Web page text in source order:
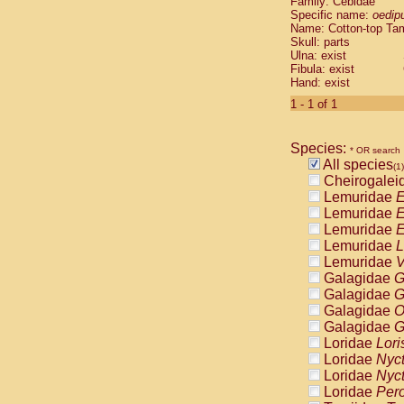
Cebidae
Cebidae
Cebidae
Cebidae
Cebidae
Cebidae
Cebidae
Cebidae
Cebidae
Cebidae
Cebidae
Cebidae
Atelidae
Atelidae
Atelidae
Atelidae
Atelidae
Atelidae
Atelidae
Atelidae
Atelidae
Atelidae
Pitheciidae
Specific name:
Name: Cotton-top
Skull: parts
Ulna: exist
Fibula: exist
Hand: exist
1 - 1 of 1
Species: * OR search
All species(1)
Lemuridae
Lemuridae
Lemuridae
Lemuridae
Lemuridae
Galagidae
Galagidae
Galagidae
Galagidae
Loridae
Loridae
Loridae
Loridae